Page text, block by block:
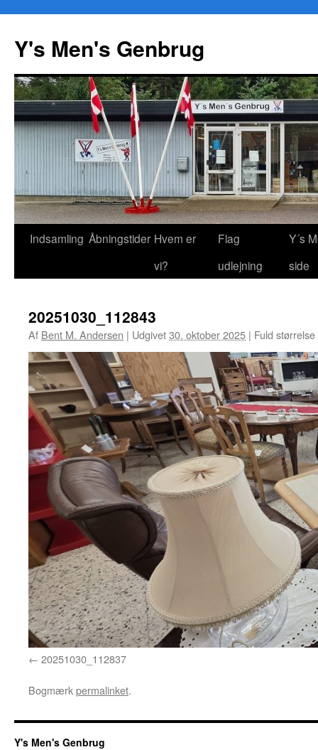
Y's Men's Genbrug
Hop
Indsamling Åbningstider Hvem er
vi?
Flag
udlejning
Y´s
side
20251030_112843
Af Bent M. Andersen | Udgivet30. oktober 2025 | Fuld
20251030_112837
Bogmærkpermalinket.
Y's Men's Genbrug